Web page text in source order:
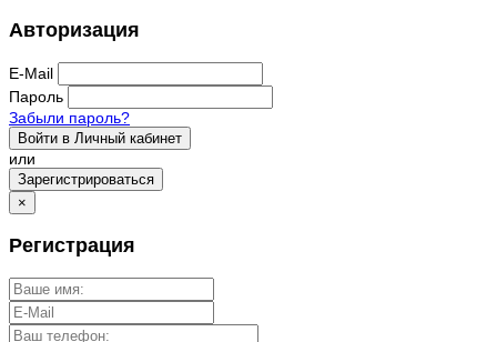
Авторизация
E-Mail
Пароль
Забыли пароль?
Войти в Личный кабинет
или
Зарегистрироваться
×
Регистрация